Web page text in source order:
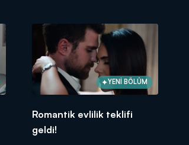
YENİ BÖLÜM
Romantik evlilik teklifi
geldi!